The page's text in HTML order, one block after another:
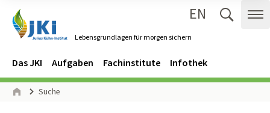
Lebensgrundlagen für morgen sichern
EN
Navigation
Hauptmenü
Das JKI Aufgaben Fachinstitute Infothek
Seitenpfad
Suche